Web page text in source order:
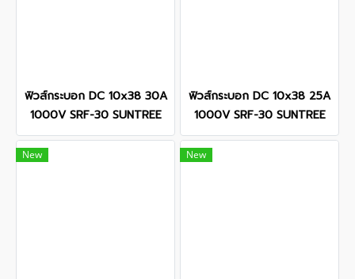
ฟิวส์กระบอก DC 10x38 30A
1000V SRF-30 SUNTREE
ฟิวส์กระบอก DC 10x38 25A
1000V SRF-30 SUNTREE
New New